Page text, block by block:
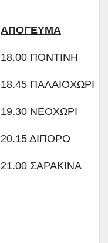
ΑΠΟΓΕΥΜΑ
18.00 ΠΟΝΤΙΝΗ
18.45 ΠΑΛΑΙΟΧΩΡΙ
19.30 ΝΕΟΧΩΡΙ
20.15 ΔΙΠΟΡΟ
21.00 ΣΑΡΑΚΙΝΑ